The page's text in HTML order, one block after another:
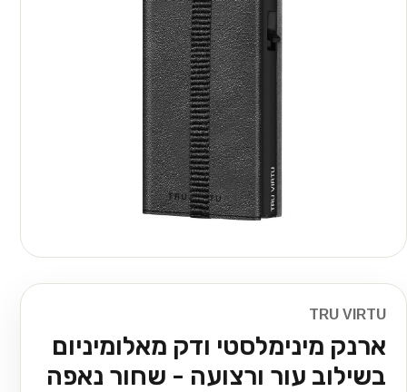
TRU VIRTU
ארנק מינימלסטי ודק מאלומיניום
בשילוב עור ורצועה - שחור נאפה